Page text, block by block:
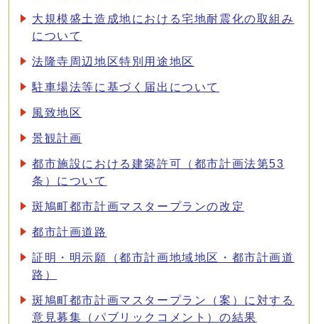
大規模盛土造成地における宅地耐震化の取組み
について
法隆寺周辺地区特別用途地区
駐車場法等に基づく届出について
風致地区
景観計画
都市施設における建築許可（都市計画法第53
条）について
斑鳩町都市計画マスタープランの改定
都市計画道路
証明・明示願（都市計画地域地区・都市計画道
路）
斑鳩町都市計画マスタープラン（案）に対する
意見募集（パブリックコメント）の結果